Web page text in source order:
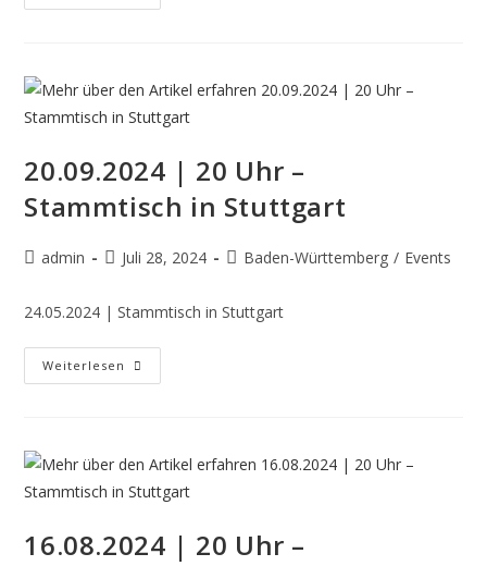
20.09.2024 | 20 Uhr –
Stammtisch in Stuttgart
admin Juli 28, 2024 Baden-Württemberg / Events
24.05.2024 | Stammtisch in Stuttgart
Weiterlesen
16.08.2024 | 20 Uhr –